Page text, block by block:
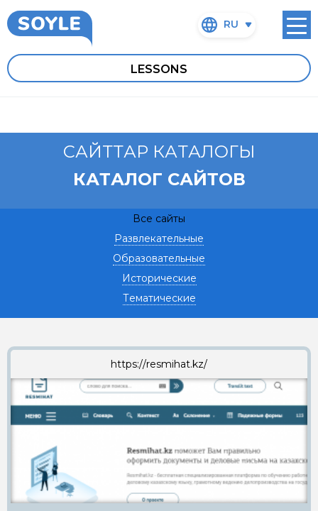
RU
LESSONS
САЙТТАР КАТАЛОГЫ
КАТАЛОГ САЙТОВ
Все сайты
Развлекательные
Образовательные
Исторические
Тематические
https://resmihat.kz/